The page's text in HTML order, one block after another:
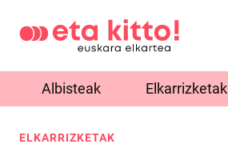
Albisteak Elkarrizketak
ELKARRIZKETAK